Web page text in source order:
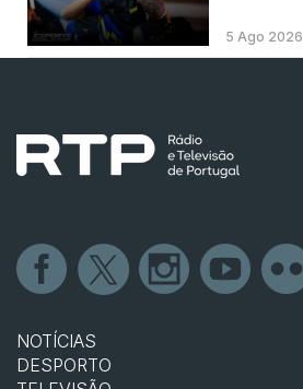
5 Ago 2026
NOTÍCIAS
DESPORTO